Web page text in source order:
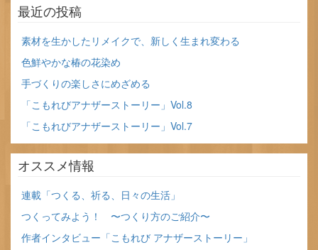
最近の投稿
素材を生かしたリメイクで、新しく生まれ変わる
色鮮やかな椿の花染め
手づくりの楽しさにめざめる
「こもれびアナザーストーリー」Vol.8
「こもれびアナザーストーリー」Vol.7
オススメ情報
連載「つくる、祈る、日々の生活」
つくってみよう！ 〜つくり方のご紹介〜
作者インタビュー「こもれび アナザーストーリー」